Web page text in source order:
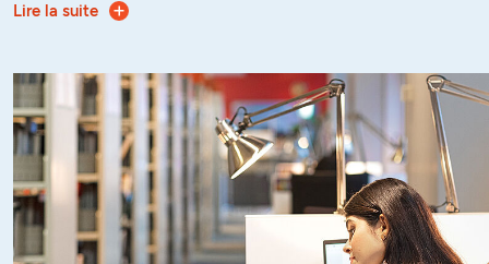
L'élaboration de la recherche et la réalisation d’un
avec la personne qui dirige votre programme de
recherche; d’ailleurs, c’est vous qui choisissez votre
directrice ou directeur parmi les spécialistes en la matière.
Le développement des techniques de communication et la
globalisation des environnements cybernétiques
s'imposent comme l'une des problématiques majeures de
notre temps; l'union synergique de l'informatique, de
Lire la suite